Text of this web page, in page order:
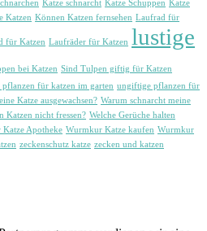
Katze schnarcht Katze Schuppen Katze
Katzen Können Katzen fernsehen Laufrad für
für Katzen Laufräder für Katzen lustige
bei Katzen Sind Tulpen giftig für Katzen
für katzen im garten ungiftige pflanzen für
Katze ausgewachsen? Warum schnarcht meine
Katzen nicht fressen? Welche Gerüche halten
Apotheke Wurmkur Katze kaufen Wurmkur
zeckenschutz katze zecken und katzen